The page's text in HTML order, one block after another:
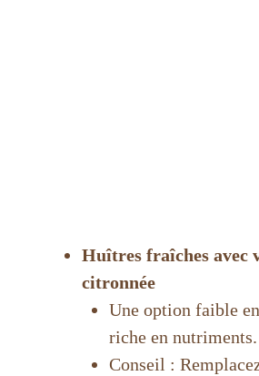
Huîtres fraîches avec
citronnée
Une option faible
riche en nutriments.
Conseil :